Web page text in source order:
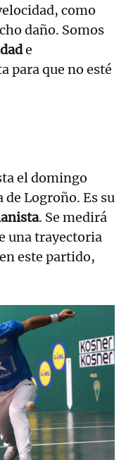
como
daño. Somos
e
para que no esté
el domingo
Logroño. Es su
. Se medirá
una trayectoria
este partido,